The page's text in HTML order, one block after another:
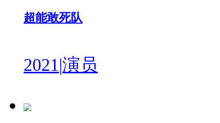
超能敢死队
2021|演员